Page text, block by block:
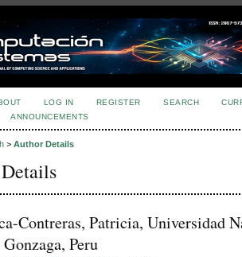
LOG IN REGISTER SEARCH
ANNOUNCEMENTS
> Author Details
Contreras, Patricia, Universidad
Peru